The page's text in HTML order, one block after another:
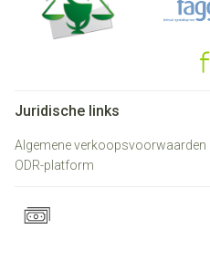
Juridische links
Algemene verkoopsvoorwaarden
ODR-platform